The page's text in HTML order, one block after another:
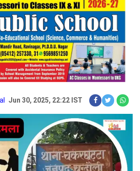
Jun 30, 2025, 22:22 IST